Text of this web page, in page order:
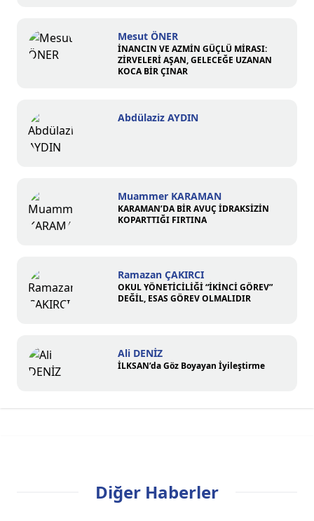
Mesut ÖNER
İNANCIN VE AZMİN GÜÇLÜ MİRASI:
ZİRVELERİ AŞAN, GELECEĞE UZANAN
KOCA BİR ÇINAR
Abdülaziz AYDIN
Muammer KARAMAN
KARAMAN’DA BİR AVUÇ İDRAKSİZİN
KOPARTTIĞI FIRTINA
Ramazan ÇAKIRCI
OKUL YÖNETİCİLİĞİ “İKİNCİ GÖREV”
DEĞİL, ESAS GÖREV OLMALIDIR
Ali DENİZ
İLKSAN’da Göz Boyayan İyileştirme
Diğer Haberler